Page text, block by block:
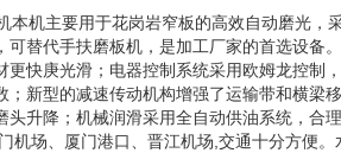
本机主要用于花岗岩窄板的高效自动磨光，
可替代手扶磨板机，是加工厂家的首选设备
更快庚光滑；电器控制系统采用欧姆龙控制
；新型的减速传动机构增强了运输带和横梁
头升降；机械润滑采用全自动供油系统，合
机场、厦门港口、晋江机场,交通十分方便